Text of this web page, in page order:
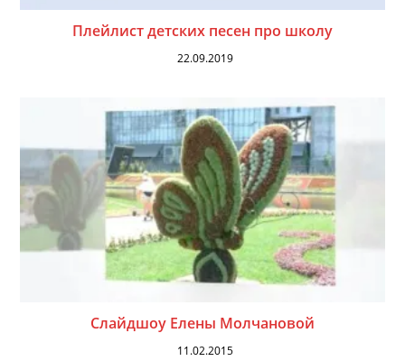
Плейлист детских песен про школу
22.09.2019
Слайдшоу Елены Молчановой
11.02.2015